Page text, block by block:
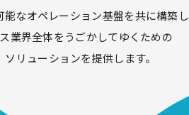
能なオペレーション基盤を共に構築し
業界全体をうごかしてゆくための
ソリューションを提供します。